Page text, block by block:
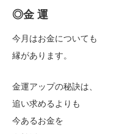
◎金 運
今月はお金についても
縁があります。
金運アップの秘訣は、
追い求めるよりも
今あるお金を